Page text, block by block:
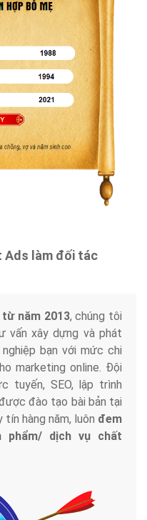
Ads làm đối tác
năm 2013, chúng tôi
vấn xây dựng và phát
bạn với mức chi
marketing online. Đội
tuyến, SEO, lập trình
đào tạo bài bản tại
hàng năm, luôn đem
phẩm/ dịch vụ chất